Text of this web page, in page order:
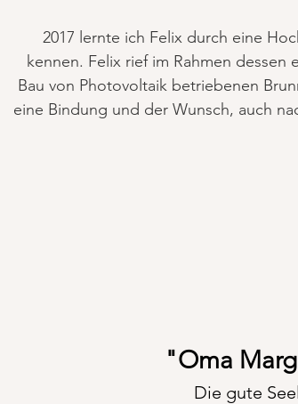
2017 lernte ich Felix durch eine
kennen. Felix rief im Rahmen
Bau von Photovoltaik betriebenen
eine Bindung und der Wunsch, auch
"Oma
Die gute